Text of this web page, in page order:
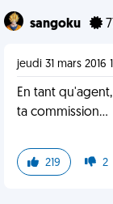
sangoku
jeudi 31 mars 2016
En tant
ta commission...
219 2